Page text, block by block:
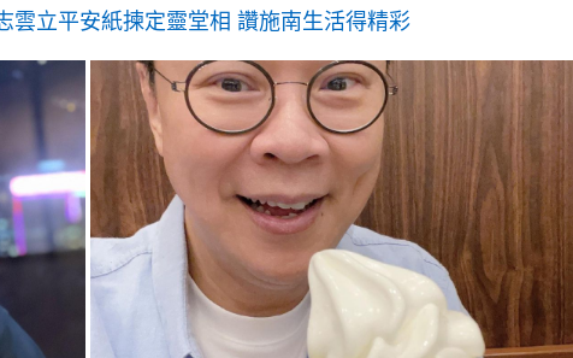
雲立平安紙揀定靈堂相 讚施南生活得精彩